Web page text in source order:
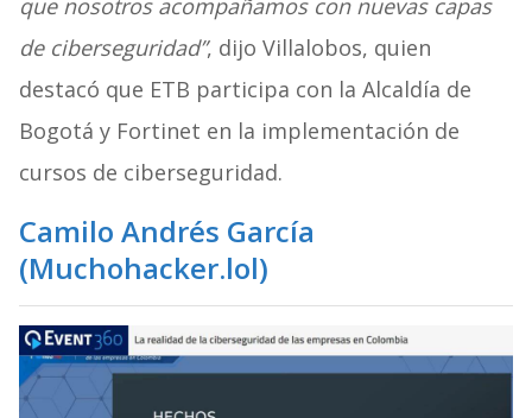
que nosotros acompañamos con nuevas capas
de ciberseguridad”, dijo Villalobos, quien
destacó que ETB participa con la Alcaldía de
Bogotá y Fortinet en la implementación de
cursos de ciberseguridad.
Camilo Andrés García
(Muchohacker.lol)